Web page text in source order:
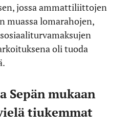
jossa ammattiliittojen
muassa lomarahojen,
oli tuoda
Sepän mukaan
tiukemmat